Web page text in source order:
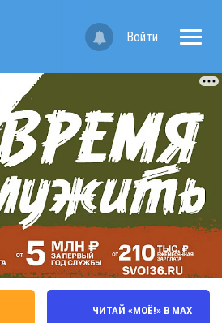
Войти
ЧИТАЙ «МОЁ!» В MAX